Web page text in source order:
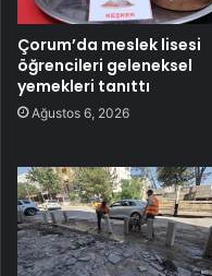
Çorum’da meslek lisesi
öğrencileri geleneksel
yemekleri tanıttı
Ağustos 6, 2026